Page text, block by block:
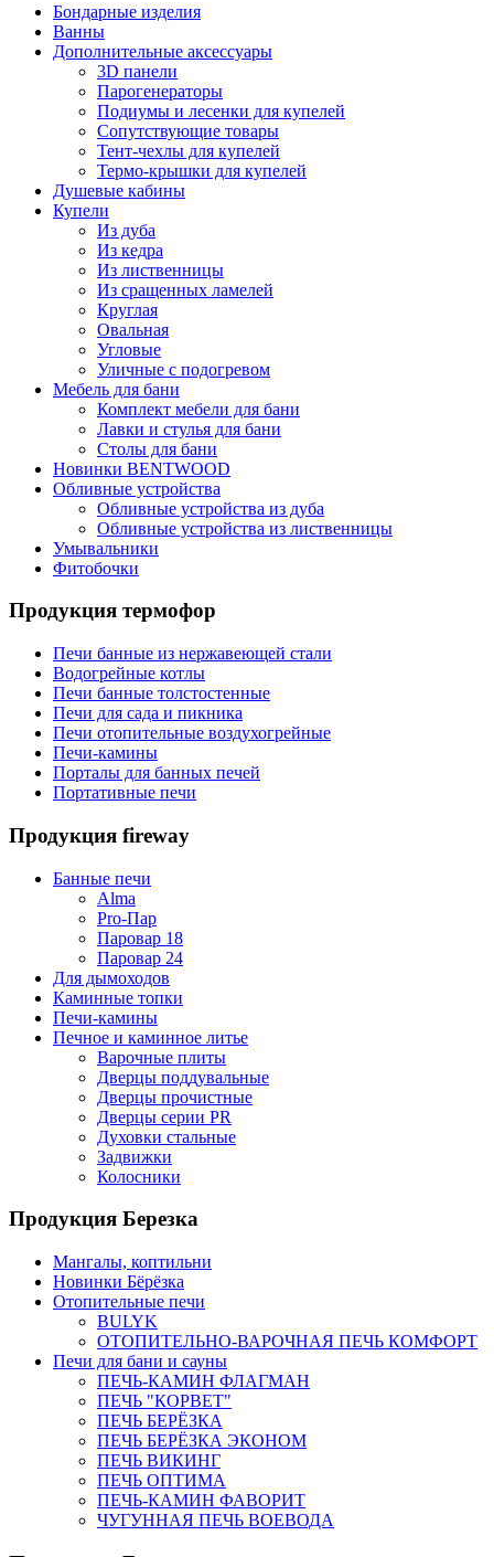
Бондарные изделия
Ванны
Дополнительные аксессуары
3D панели
Парогенераторы
Подиумы и лесенки для купелей
Сопутствующие товары
Тент-чехлы для купелей
Термо-крышки для купелей
Душевые кабины
Купели
Из дуба
Из кедра
Из лиственницы
Из сращенных ламелей
Круглая
Овальная
Угловые
Уличные с подогревом
Мебель для бани
Комплект мебели для бани
Лавки и стулья для бани
Столы для бани
Новинки BENTWOOD
Обливные устройства
Обливные устройства из дуба
Обливные устройства из лиственницы
Умывальники
Фитобочки
Продукция термофор
Печи банные из нержавеющей стали
Водогрейные котлы
Печи банные толстостенные
Печи для сада и пикника
Печи отопительные воздухогрейные
Печи-камины
Порталы для банных печей
Портативные печи
Продукция fireway
Банные печи
Alma
Pro-Пар
Паровар 18
Паровар 24
Для дымоходов
Каминные топки
Печи-камины
Печное и каминное литье
Варочные плиты
Дверцы поддувальные
Дверцы прочистные
Дверцы серии PR
Духовки стальные
Задвижки
Колосники
Продукция Березка
Мангалы, коптильни
Новинки Бёрёзка
Отопительные печи
BULYK
ОТОПИТЕЛЬНО-ВАРОЧНАЯ ПЕЧЬ КОМФОРТ
Печи для бани и сауны
ПЕЧЬ-КАМИН ФЛАГМАН
ПЕЧЬ "КОРВЕТ"
ПЕЧЬ БЕРЁЗКА
ПЕЧЬ БЕРЁЗКА ЭКОНОМ
ПЕЧЬ ВИКИНГ
ПЕЧЬ ОПТИМА
ПЕЧЬ-КАМИН ФАВОРИТ
ЧУГУННАЯ ПЕЧЬ ВОЕВОДА